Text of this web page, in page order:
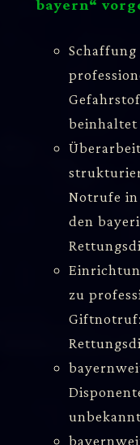
bayern“
beinhaltet
Notrufe
den
zu